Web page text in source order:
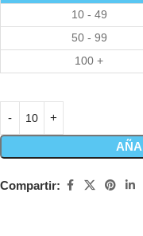
10 - 49
50 - 99
100 +
Compartir: